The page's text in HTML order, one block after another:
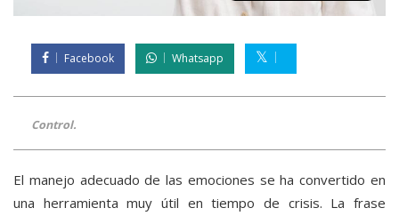
Facebook Whatsapp
Control.
El manejo adecuado de las emociones se ha convertido en
una herramienta muy útil en tiempo de crisis. La frase